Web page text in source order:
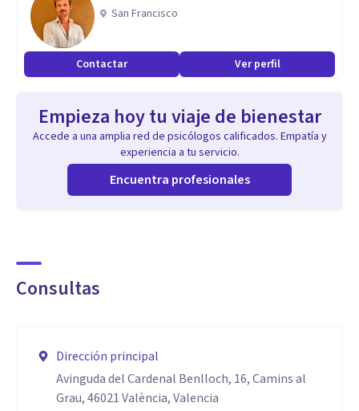
San Francisco
Contactar Ver perfil
Empieza hoy tu viaje de bienestar
Accede a una amplia red de psicólogos calificados. Empatía y
experiencia a tu servicio.
Encuentra profesionales
Consultas
Dirección principal
Avinguda del Cardenal Benlloch, 16, Camins al
Grau, 46021 València, Valencia